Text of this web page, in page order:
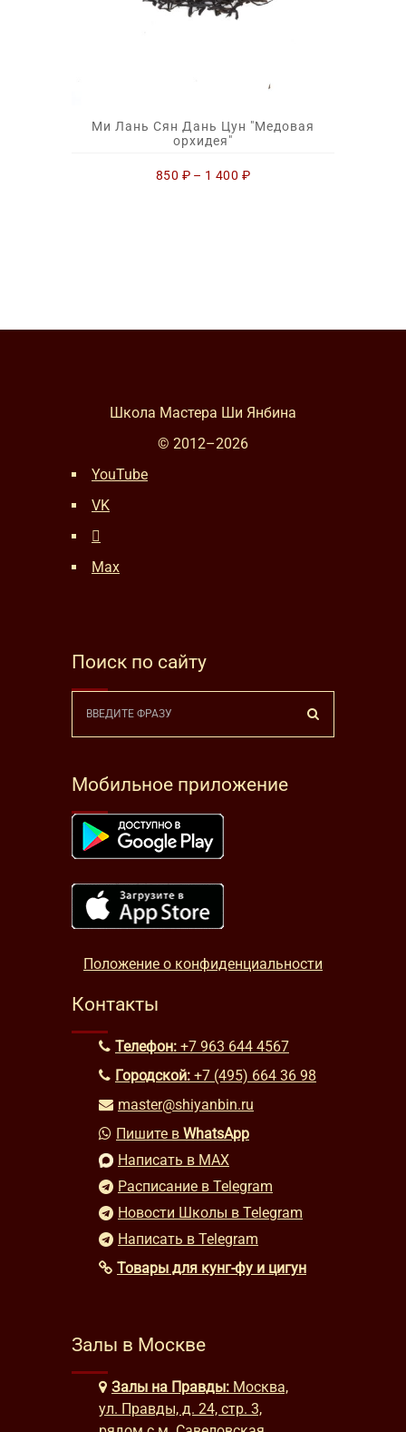
Ми Лань Сян Дань Цун "Медовая
орхидея"
850 ₽ – 1 400 ₽
Школа Мастера Ши Янбина
© 2012–2026
YouTube
VK
Max
Поиск по сайту
Мобильное приложение
Положение о конфиденциальности
Контакты
Телефон: +7 963 644 4567
Городской: +7 (495) 664 36 98
master@shiyanbin.ru
Пишите в WhatsApp
Написать в MAX
Расписание в Telegram
Новости Школы в Telegram
Написать в Telegram
Товары для кунг-фу и цигун
Залы в Москве
Залы на Правды: Москва,
ул. Правды, д. 24, стр. 3,